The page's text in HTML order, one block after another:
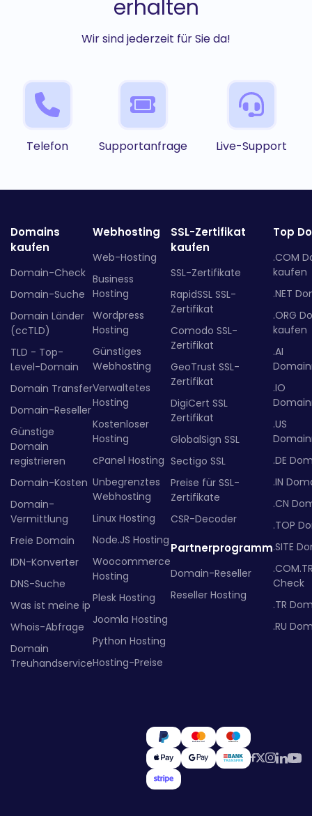
erhalten
Wir sind jederzeit für Sie da!
Telefon Supportanfrage Live-Support
Domains
kaufen
Domain-Check
Domain-Suche
Domain Länder
(ccTLD)
TLD - Top-
Level-Domain
Domain Transfer
Domain-Reseller
Günstige
Domain
registrieren
Domain-Kosten
Domain-
Vermittlung
Freie Domain
IDN-Konverter
DNS-Suche
Was ist meine ip
Whois-Abfrage
Domain
Treuhandservice
Webhosting
Web-Hosting
Business
Hosting
Wordpress
Hosting
Günstiges
Webhosting
Verwaltetes
Hosting
Kostenloser
Hosting
cPanel Hosting
Unbegrenztes
Webhosting
Linux Hosting
Node.JS Hosting
Woocommerce
Hosting
Plesk Hosting
Joomla Hosting
Python Hosting
Hosting-Preise
SSL-Zertifikat
kaufen
SSL-Zertifikate
RapidSSL SSL-
Zertifikat
Comodo SSL-
Zertifikat
GeoTrust SSL-
Zertifikat
DigiCert SSL
Zertifikat
GlobalSign SSL
Sectigo SSL
Preise für SSL-
Zertifikate
CSR-Decoder
Partnerprogramm
Domain-Reseller
Reseller Hosting
Top
.COM
kaufen
.NET
.ORG
kaufen
.AI
.IO
.US
.DE
.IN
.CN
.TOP
.SITE
Check
.TR
.RU